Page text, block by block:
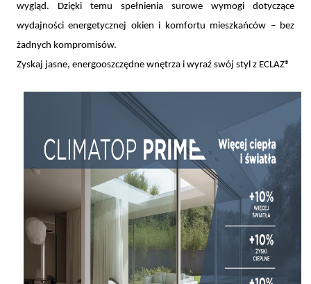
wygląd. Dzięki temu spełnienia surowe wymogi dotyczące
wydajności energetycznej okien i komfortu mieszkańców – bez
żadnych kompromisów.
Zyskaj jasne, energooszczędne wnętrza i wyraź swój styl z ECLAZ®